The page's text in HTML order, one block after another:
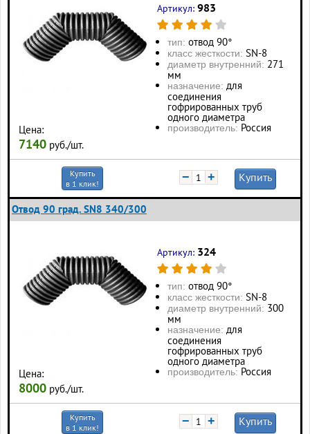
Цена:
7140 руб./шт.
Артикул: 983
тип: отвод 90°
класс жесткости: SN-8
диаметр внутренний: 271
мм
назначение: для
соединения
гофрированных труб
одного диаметра
производитель: Россия
Купить
в 1 клик!
− + Купить
Отвод 90 град. SN8 340/300
Цена:
8000 руб./шт.
Артикул: 324
тип: отвод 90°
класс жесткости: SN-8
диаметр внутренний: 300
мм
назначение: для
соединения
гофрированных труб
одного диаметра
производитель: Россия
Купить
в 1 клик!
− + Купить